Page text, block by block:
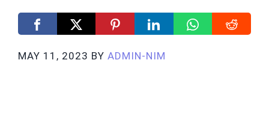
MAY 11, 2023 BY ADMIN-NIM